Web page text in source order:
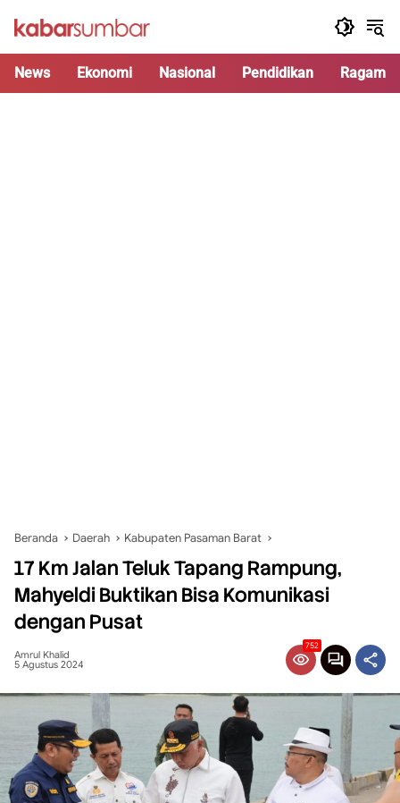
News Ekonomi Nasional Pendidikan Ragam
Beranda Daerah Kabupaten Pasaman Barat
17 Km Jalan Teluk Tapang Rampung,
Mahyeldi Buktikan Bisa Komunikasi
dengan Pusat
Amrul Khalid
5 Agustus 2024
752